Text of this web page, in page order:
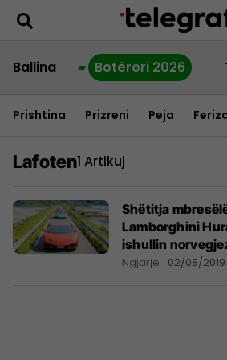
Ballina Botërori 2026
Prishtina Prizreni Peja
Lafoten1 Artikuj
Shëtitja
Lamborghini
ishullin
Ngjarje 02/08/2019